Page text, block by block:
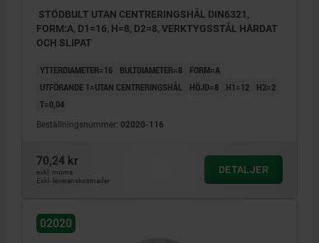
STÖDBULT UTAN CENTRERINGSHÅL DIN6321,
FORM:A, D1=16, H=8, D2=8, VERKTYGSSTÅL HÄRDAT
OCH SLIPAT
YTTERDIAMETER=16 BULTDIAMETER=8
FORM=A
UTFÖRANDE 1=UTAN CENTRERINGSHÅL
HÖJD=8 H1=12
H2=2
T=0,04
Beställningsnummer: 02020-116
70,24 kr
exkl. moms
Exkl. leveranskostnader
DETALJER
02020